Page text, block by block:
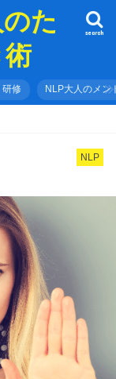
た
search
研修 NLP大人のメン
NLP